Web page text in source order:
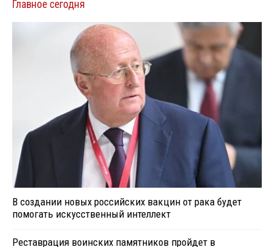
Главное сегодня
В создании новых российских вакцин от рака будет
помогать искусственный интеллект
Реставрация воинских памятников пройдет в